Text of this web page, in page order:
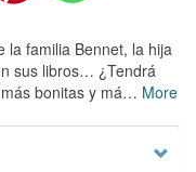
la familia Bennet, la hija
sus libros… ¿Tendrá
bonitas y má… More